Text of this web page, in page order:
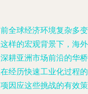
全球经济环境复杂多
样的宏观背景下，海
耕亚洲市场前沿的华
经历快速工业化过程
因应这些挑战的有效策